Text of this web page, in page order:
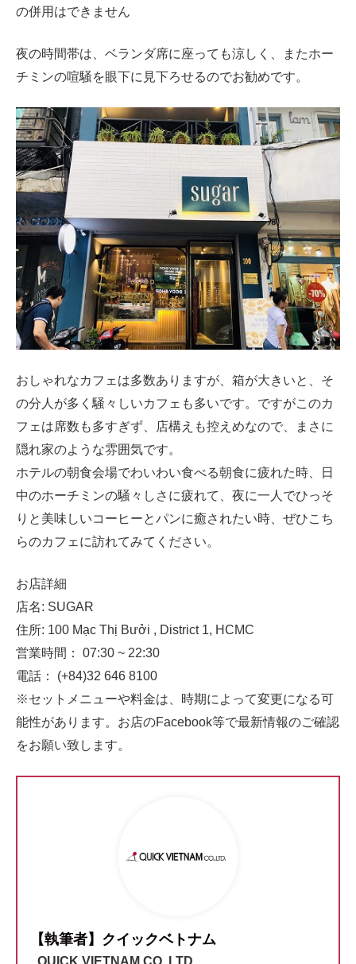
の併用はできません
夜の時間帯は、ベランダ席に座っても涼しく、またホー
チミンの喧騒を眼下に見下ろせるのでお勧めです。
おしゃれなカフェは多数ありますが、箱が大きいと、そ
の分人が多く騒々しいカフェも多いです。ですがこのカ
フェは席数も多すぎず、店構えも控えめなので、まさに
隠れ家のような雰囲気です。
ホテルの朝食会場でわいわい食べる朝食に疲れた時、日
中のホーチミンの騒々しさに疲れて、夜に一人でひっそ
りと美味しいコーヒーとパンに癒されたい時、ぜひこち
らのカフェに訪れてみてください。
お店詳細
店名: SUGAR
住所: 100 Mạc Thị Bưởi , District 1, HCMC
営業時間： 07:30 ~ 22:30
電話： (+84)32 646 8100
※セットメニューや料金は、時期によって変更になる可
能性があります。お店のFacebook等で最新情報のご確認
をお願い致します。
【執筆者】クイックベトナム
QUICK VIETNAM CO.,LTD